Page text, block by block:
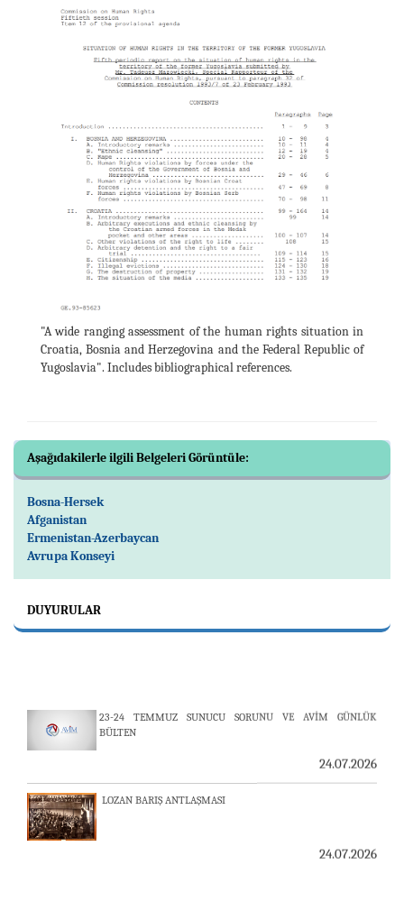
"A wide ranging assessment of the human rights situation in
Croatia, Bosnia and Herzegovina and the Federal Republic of
Yugoslavia". Includes bibliographical references.
Aşağıdakilerle ilgili Belgeleri Görüntüle:
Bosna-Hersek
Afganistan
Ermenistan-Azerbaycan
Avrupa Konseyi
DUYURULAR
23-24 TEMMUZ SUNUCU SORUNU VE AVİM GÜNLÜK
BÜLTEN
24.07.2026
24.07.2026